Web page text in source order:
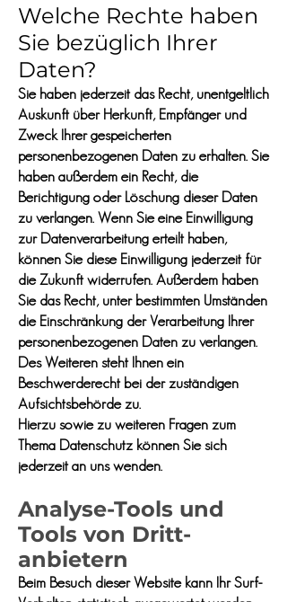
Welche Rechte haben
Sie bezüglich Ihrer
Daten?
Sie haben jederzeit das Recht, unentgeltlich
Auskunft über Herkunft, Empfänger und
Zweck Ihrer gespeicherten
personenbezogenen Daten zu erhalten. Sie
haben außerdem ein Recht, die
Berichtigung oder Löschung dieser Daten
zu verlangen. Wenn Sie eine Einwilligung
zur Datenverarbeitung erteilt haben,
können Sie diese Einwilligung jederzeit für
die Zukunft widerrufen. Außerdem haben
Sie das Recht, unter bestimmten Umständen
die Einschränkung der Verarbeitung Ihrer
personenbezogenen Daten zu verlangen.
Des Weiteren steht Ihnen ein
Beschwerderecht bei der zuständigen
Aufsichtsbehörde zu.
Hierzu sowie zu weiteren Fragen zum
Thema Datenschutz können Sie sich
jederzeit an uns wenden.
Analyse-Tools und
Tools von Dritt­
anbietern
Beim Besuch dieser Website kann Ihr Surf-